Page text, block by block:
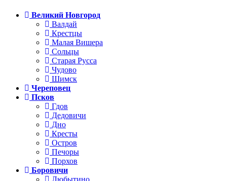
Великий Новгород
Валдай
Крестцы
Малая Вишера
Сольцы
Старая Русса
Чудово
Шимск
Череповец
Псков
Гдов
Дедовичи
Дно
Кресты
Остров
Печоры
Порхов
Боровичи
Любытино